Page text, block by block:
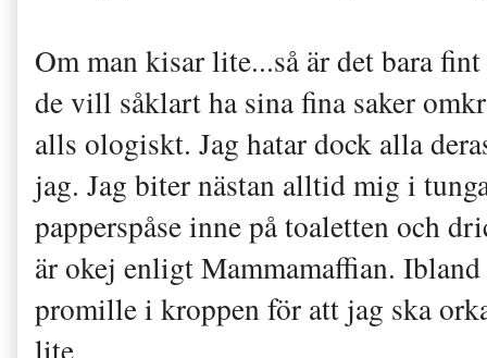
Om man kisar lite...så är det bara
de vill såklart ha sina fina saker
alls ologiskt. Jag hatar dock alla
jag. Jag biter nästan alltid mig i
papperspåse inne på toaletten och
är okej enligt Mammamaffian.
promille i kroppen för att jag ska